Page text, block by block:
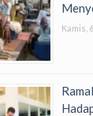
Kamis,